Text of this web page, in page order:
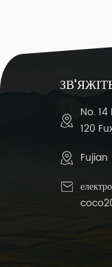
No.
120
Fujian